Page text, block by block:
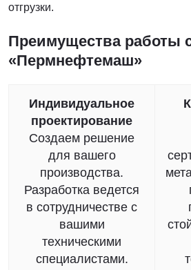
отгрузки.
Преимущества работы
«Пермнефтемаш»
Индивидуальное
проектирование
Создаем решение
для вашего
производства.
Разработка ведется
в сотрудничестве с
вашими
техническими
специалистами.